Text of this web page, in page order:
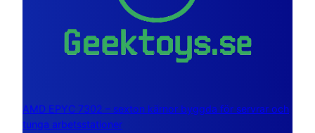
AMD EPYC 7302 – sexton kärnor byggda för servrar och
tunga arbetsstationer